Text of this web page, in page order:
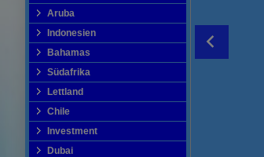
Aruba
Indonesien
Bahamas
Südafrika
Lettland
Chile
Investment
Dubai